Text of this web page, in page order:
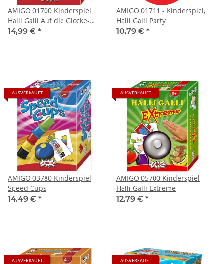
AMIGO 01700 Kinderspiel
Halli Galli Auf die Glocke-
fertig-los
14,99 € *
AMIGO 01711 - Kinderspiel,
Halli Galli Party
10,79 € *
AUSVERKAUFT
AMIGO 03780 Kinderspiel
Speed Cups
14,49 € *
AUSVERKAUFT
AMIGO 05700 Kinderspiel
Halli Galli Extreme
12,79 € *
AUSVERKAUFT AUSVERKAUFT